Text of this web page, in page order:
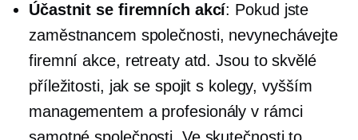
Účastnit se firemních akcí: Pokud jste
zaměstnancem společnosti, nevynechávejte
firemní akce, retreaty atd. Jsou to skvělé
příležitosti, jak se spojit s kolegy, vyšším
managementem a profesionály v rámci